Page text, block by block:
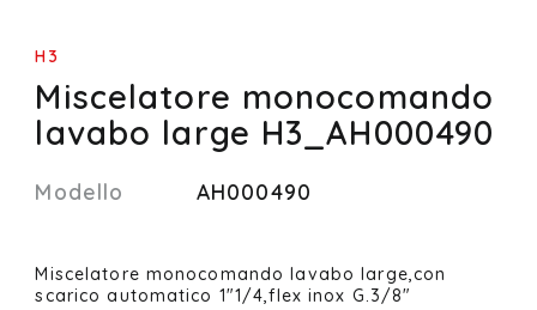
H3
Miscelatore monocomando
lavabo large H3_AH000490
Modello AH000490
Miscelatore monocomando lavabo large,con
scarico automatico 1"1/4,flex inox G.3/8"